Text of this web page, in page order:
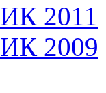
2011
2009